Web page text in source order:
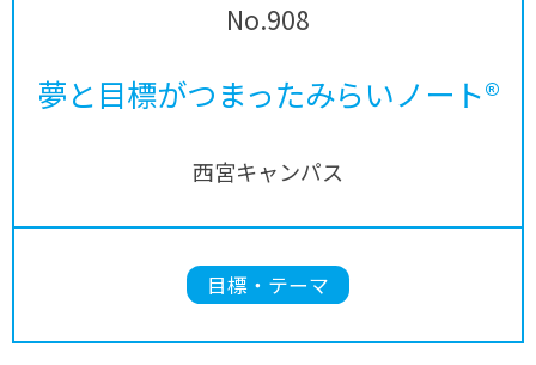
No.908
夢と目標がつまったみらいノート®
西宮キャンパス
目標・テーマ